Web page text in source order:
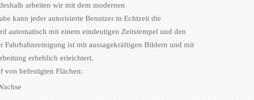
arbeiten wir mit dem modernen
kann jeder autorisierte Benutzer in Echtzeit die
automatisch mit einem eindeutigen Zeitstempel und den
Fahrbahnreinigung ist mit aussagekräftigen Bildern und mit
erheblich erleichtert.
von befestigten Flächen: